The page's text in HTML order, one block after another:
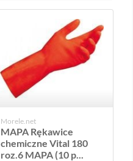
Morele.net
MAPA Rękawice
chemiczne Vital 180
roz.6 MAPA (10 p...